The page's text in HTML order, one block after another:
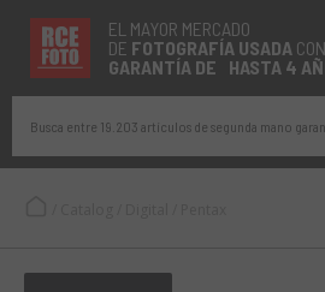
EL MAYOR MERCADO
DE FOTOGRAFÍA USADA CON
GARANTÍA DE HASTA 4
Busca entre 19.203 artículos de segunda mano